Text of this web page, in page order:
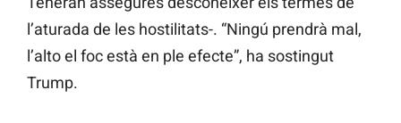
l’aturada de les hostilitats-. “Ningú prendrà mal,
l’alto el foc està en ple efecte”, ha sostingut
Trump.